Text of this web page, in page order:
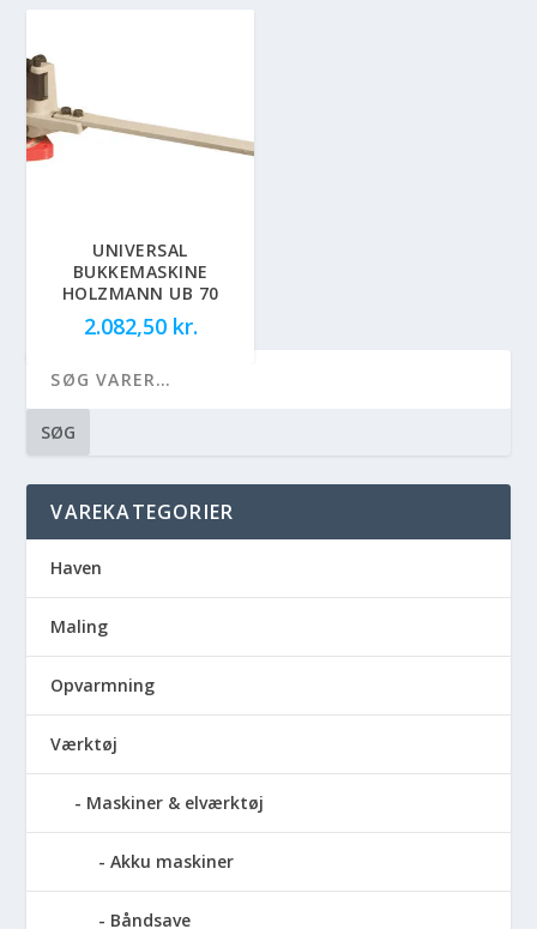
UNIVERSAL
BUKKEMASKINE
HOLZMANN UB 70
2.082,50 kr.
SØG
VAREKATEGORIER
Haven
Maling
Opvarmning
Værktøj
Maskiner & elværktøj
Akku maskiner
Båndsave